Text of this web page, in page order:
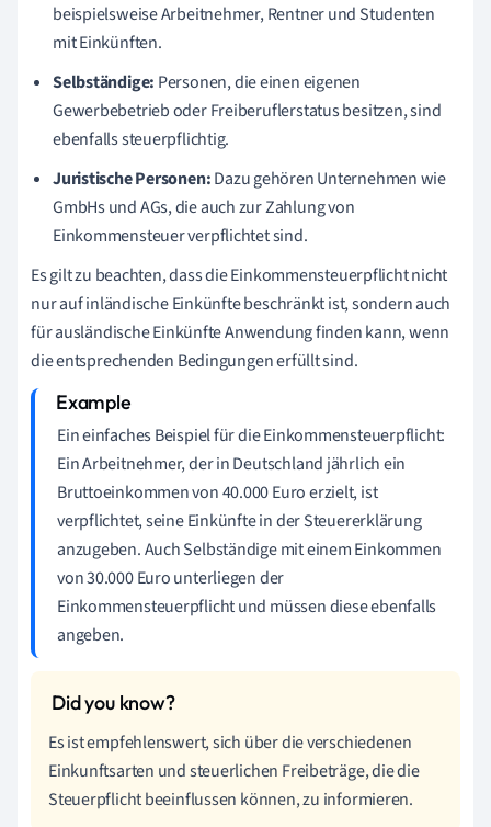
beispielsweise Arbeitnehmer, Rentner und Studenten
mit Einkünften.
Selbständige: Personen, die einen eigenen
Gewerbebetrieb oder Freiberuflerstatus besitzen, sind
ebenfalls steuerpflichtig.
Juristische Personen:Dazu gehören Unternehmen wie
GmbHs und AGs, die auch zur Zahlung von
Einkommensteuer verpflichtet sind.
Es gilt zu beachten, dass die Einkommensteuerpflicht nicht
nur auf inländische Einkünfte beschränkt ist, sondern auch
für ausländische Einkünfte Anwendung finden kann, wenn
die entsprechenden Bedingungen erfüllt sind.
Ein einfaches Beispiel für die Einkommensteuerpflicht:
Ein Arbeitnehmer, der in Deutschland jährlich ein
Bruttoeinkommen von 40.000 Euro erzielt, ist
verpflichtet, seine Einkünfte in der Steuererklärung
anzugeben. Auch Selbständige mit einem Einkommen
von 30.000 Euro unterliegen der
Einkommensteuerpflicht und müssen diese ebenfalls
angeben.
Es ist empfehlenswert, sich über die verschiedenen
Einkunftsarten und steuerlichen Freibeträge, die die
Steuerpflicht beeinflussen können, zu informieren.